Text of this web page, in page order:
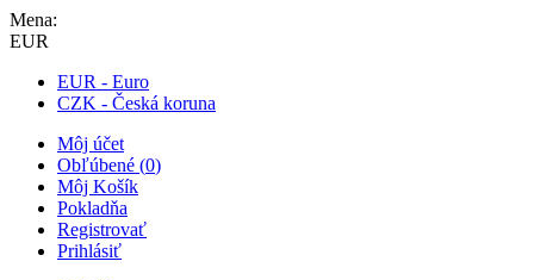
Mena:
EUR
EUR - Euro
CZK - Česká koruna
Môj účet
Obľúbené (0)
Môj Košík
Pokladňa
Registrovať
Prihlásiť